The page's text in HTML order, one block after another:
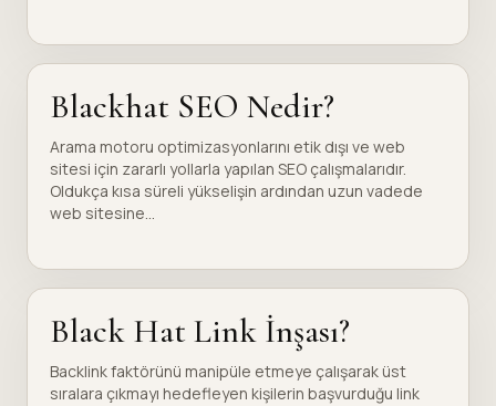
Blackhat SEO Nedir?
Arama motoru optimizasyonlarını etik dışı ve web
sitesi için zararlı yollarla yapılan SEO çalışmalarıdır.
Oldukça kısa süreli yükselişin ardından uzun vadede
web sitesine...
Black Hat Link İnşası?
Backlink faktörünü manipüle etmeye çalışarak üst
sıralara çıkmayı hedefleyen kişilerin başvurduğu link